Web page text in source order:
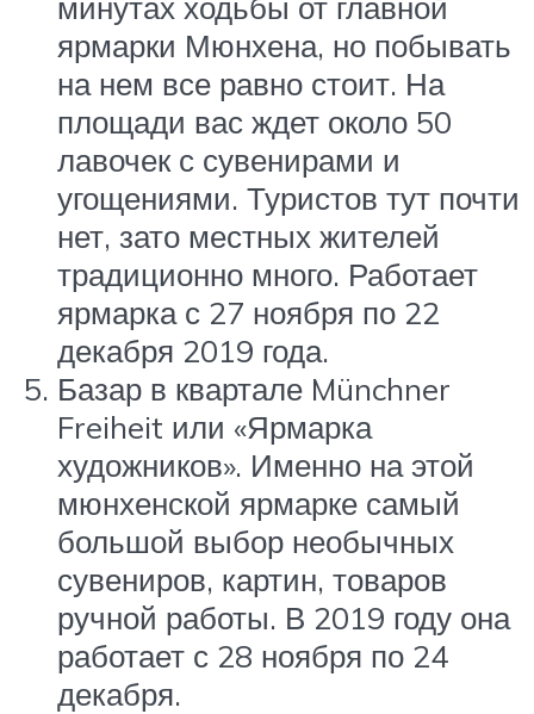
ярмарки Мюнхена, но побывать
на нем все равно стоит. На
площади вас ждет около 50
лавочек с сувенирами и
угощениями. Туристов тут почти
нет, зато местных жителей
традиционно много. Работает
ярмарка с 27 ноября по 22
декабря 2019 года.
Базар в квартале Münchner
Freiheit или «Ярмарка
художников». Именно на этой
мюнхенской ярмарке самый
большой выбор необычных
сувениров, картин, товаров
ручной работы. В 2019 году она
работает с 28 ноября по 24
декабря.